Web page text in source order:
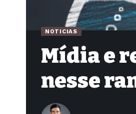
NOTICIAS
Mídia e
nesse